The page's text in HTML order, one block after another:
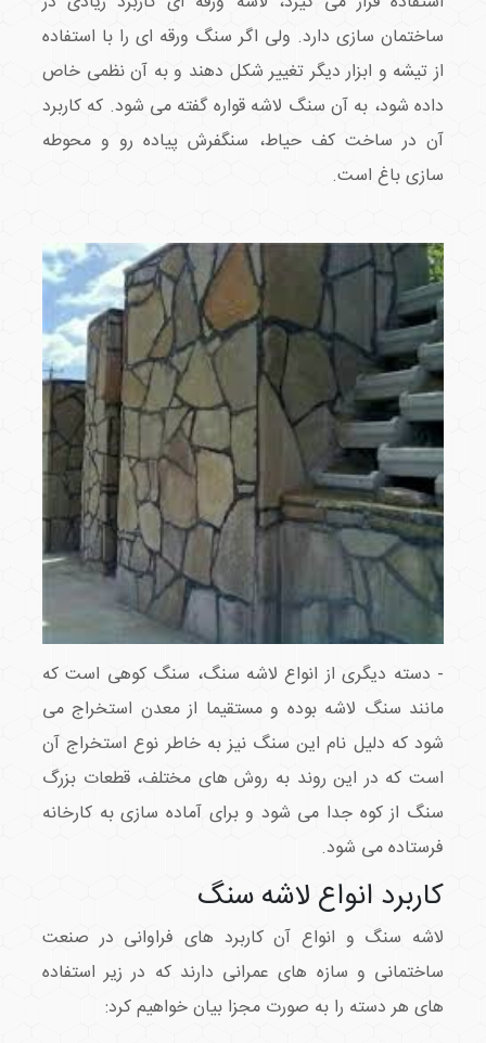
ساختمان سازی دارد. ولی اگر سنگ ورقه ای را با استفاده
از تیشه و ابزار دیگر تغییر شکل دهند و به آن نظمی خاص
داده شود، به آن سنگ لاشه قواره گفته می شود. که کاربرد
آن در ساخت کف حیاط، سنگفرش پیاده رو و محوطه
سازی باغ است.
- دسته دیگری از انواع لاشه سنگ، سنگ کوهی است که
مانند سنگ لاشه بوده و مستقیما از معدن استخراج می
شود که دلیل نام این سنگ نیز به خاطر نوع استخراج آن
است که در این روند به روش های مختلف، قطعات بزرگ
سنگ از کوه جدا می شود و برای آماده سازی به کارخانه
فرستاده می شود.
کاربرد انواع لاشه سنگ
لاشه سنگ و انواع آن کاربرد های فراوانی در صنعت
ساختمانی و سازه های عمرانی دارند که در زیر استفاده
های هر دسته را به صورت مجزا بیان خواهیم کرد: